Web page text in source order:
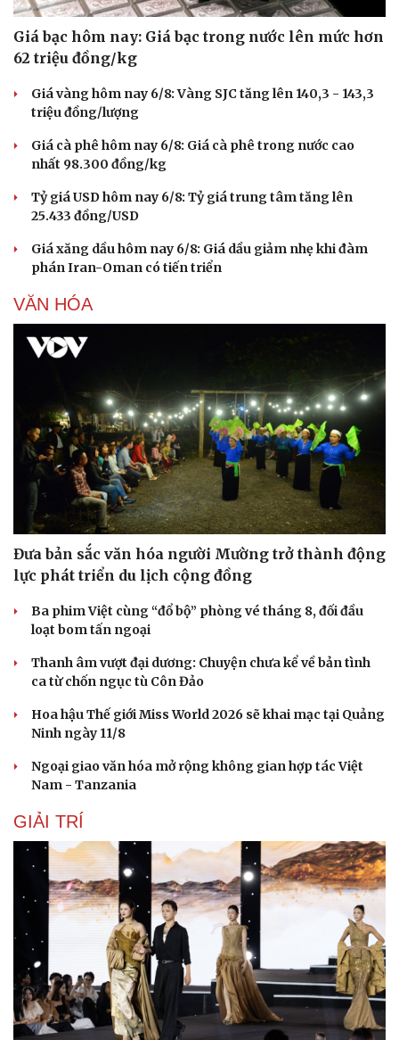
Săn Tour
check-in
Câu chuyện thời sự
Đọc truyện đêm khuya
Cửa sổ tình yêu
Kể chuyện cho bé
Hạt giống tâm hồn
Giá bạc hôm nay: Giá bạc trong nước lên mức hơn
62 triệu đồng/kg
Giá vàng hôm nay 6/8: Vàng SJC tăng lên 140,3 - 143,3
triệu đồng/lượng
Giá cà phê hôm nay 6/8: Giá cà phê trong nước cao
nhất 98.300 đồng/kg
Tỷ giá USD hôm nay 6/8: Tỷ giá trung tâm tăng lên
25.433 đồng/USD
Giá xăng dầu hôm nay 6/8: Giá dầu giảm nhẹ khi đàm
phán Iran-Oman có tiến triển
VĂN HÓA
Đưa bản sắc văn hóa người Mường trở thành động
lực phát triển du lịch cộng đồng
Ba phim Việt cùng “đổ bộ” phòng vé tháng 8, đối đầu
loạt bom tấn ngoại
Thanh âm vượt đại dương: Chuyện chưa kể về bản tình
ca từ chốn ngục tù Côn Đảo
Hoa hậu Thế giới Miss World 2026 sẽ khai mạc tại Quảng
Ninh ngày 11/8
Ngoại giao văn hóa mở rộng không gian hợp tác Việt
Nam - Tanzania
GIẢI TRÍ